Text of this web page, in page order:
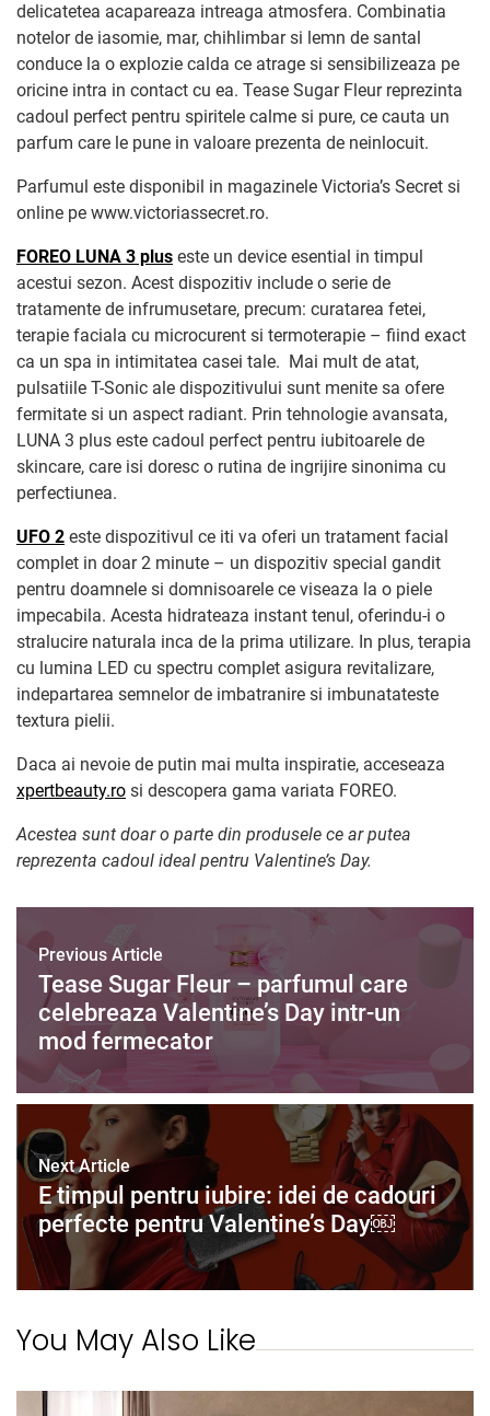
delicatetea acapareaza intreaga atmosfera. Combinatia
notelor de iasomie, mar, chihlimbar si lemn de santal
conduce la o explozie calda ce atrage si sensibilizeaza pe
oricine intra in contact cu ea. Tease Sugar Fleur reprezinta
cadoul perfect pentru spiritele calme si pure, ce cauta un
parfum care le pune in valoare prezenta de neinlocuit.
Parfumul este disponibil in magazinele Victoria’s Secret si
online pe www.victoriassecret.ro.
FOREO LUNA 3 plus este un device esential in timpul
acestui sezon. Acest dispozitiv include o serie de
tratamente de infrumusetare, precum: curatarea fetei,
terapie faciala cu microcurent si termoterapie – fiind exact
ca un spa in intimitatea casei tale. Mai mult de atat,
pulsatiile T-Sonic ale dispozitivului sunt menite sa ofere
fermitate si un aspect radiant. Prin tehnologie avansata,
LUNA 3 plus este cadoul perfect pentru iubitoarele de
skincare, care isi doresc o rutina de ingrijire sinonima cu
perfectiunea.
UFO 2 este dispozitivul ce iti va oferi un tratament facial
complet in doar 2 minute – un dispozitiv special gandit
pentru doamnele si domnisoarele ce viseaza la o piele
impecabila. Acesta hidrateaza instant tenul, oferindu-i o
stralucire naturala inca de la prima utilizare. In plus, terapia
cu lumina LED cu spectru complet asigura revitalizare,
indepartarea semnelor de imbatranire si imbunatateste
textura pielii.
Daca ai nevoie de putin mai multa inspiratie, acceseaza
xpertbeauty.ro si descopera gama variata FOREO.
Acestea sunt doar o parte din produsele ce ar putea
reprezenta cadoul ideal pentru Valentine’s Day.
Previous Article
Tease Sugar Fleur – parfumul care
celebreaza Valentine’s Day intr-un
mod fermecator
Next Article
E timpul pentru iubire: idei de cadouri
perfecte pentru Valentine’s Day￼
You May Also Like